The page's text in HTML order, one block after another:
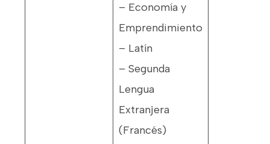
– Economía y
Emprendimiento
– Latín
– Segunda
Lengua
Extranjera
(Francés)